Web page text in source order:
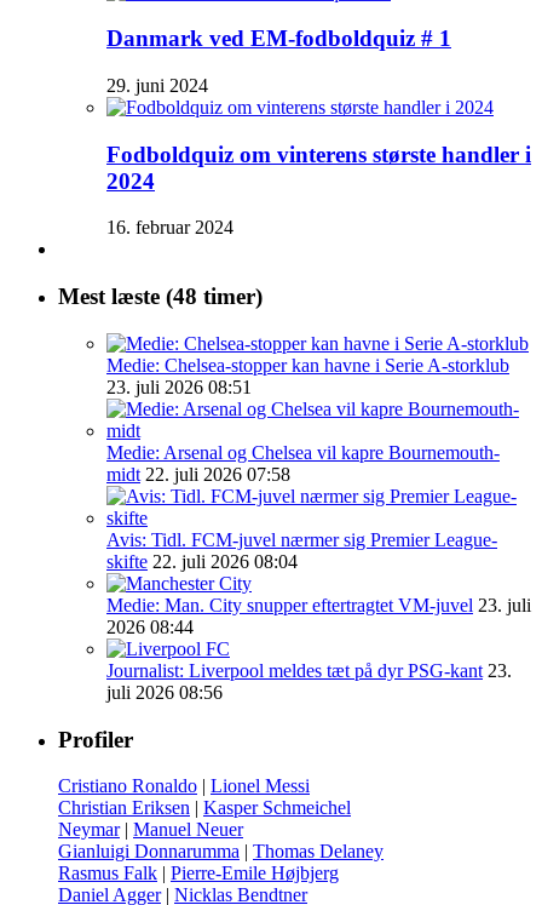
Danmark ved EM-fodboldquiz # 1
29. juni 2024
Fodboldquiz om vinterens største handler i
2024
16. februar 2024
Mest læste (48 timer)
Medie: Chelsea-stopper kan havne i Serie A-storklub
23. juli 2026 08:51
Medie: Arsenal og Chelsea vil kapre Bournemouth-
midt 22. juli 2026 07:58
Avis: Tidl. FCM-juvel nærmer sig Premier League-
skifte 22. juli 2026 08:04
Medie: Man. City snupper eftertragtet VM-juvel 23. juli
2026 08:44
Journalist: Liverpool meldes tæt på dyr PSG-kant 23.
juli 2026 08:56
Profiler
Cristiano Ronaldo | Lionel Messi
Christian Eriksen | Kasper Schmeichel
Neymar| Manuel Neuer
Gianluigi Donnarumma | Thomas Delaney
Rasmus Falk | Pierre-Emile Højbjerg
Daniel Agger| Nicklas Bendtner